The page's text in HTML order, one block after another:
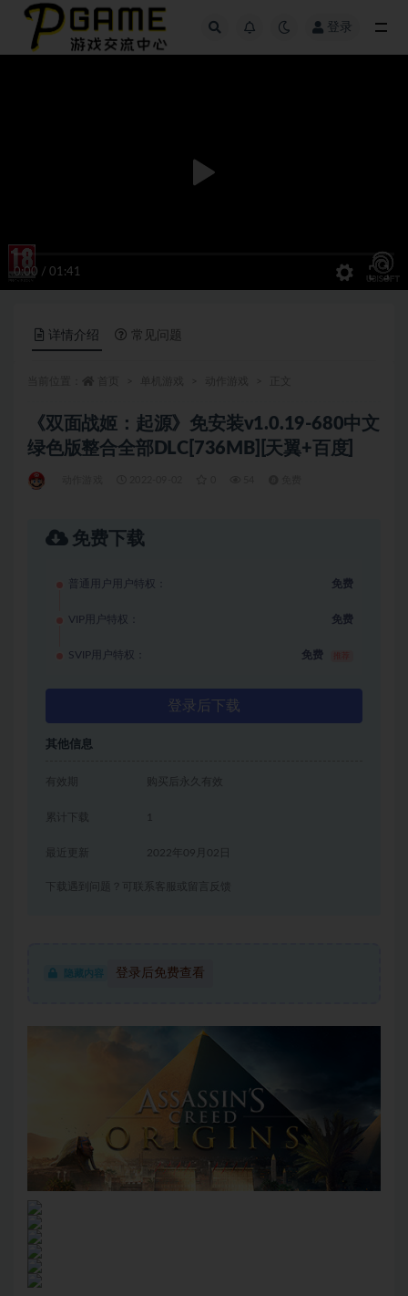
登录
0:00 / 01:41
详情介绍 常见问题
《双面战姬：起源》免安装v1.0.19-680中文
绿色版整合全部DLC[736MB][天翼+百度]
免费下载
普通用户用户特权： 免费
VIP用户特权： 免费
SVIP用户特权： 免费
登录后下载
其他信息
有效期 购买后永久有效
累计下载 1
2022年09月02日
下载遇到问题？可联系客服或留言反馈
隐藏内容 登录后免费查看
全部